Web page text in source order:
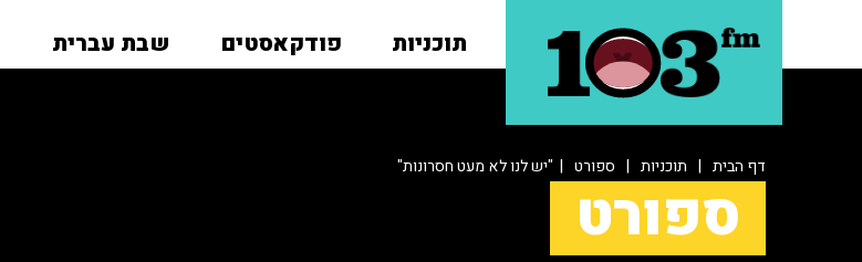
תוכניות פודקאסטים שבת עברית
דף הבית | תוכניות | ספורט | "יש לנו לא מעט חסרונות"
ספורט